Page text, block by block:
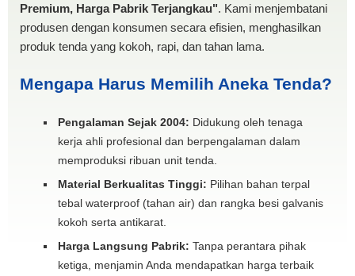
Premium, Harga Pabrik Terjangkau". Kami menjembatani
produsen dengan konsumen secara efisien, menghasilkan
produk tenda yang kokoh, rapi, dan tahan lama.
Mengapa Harus Memilih Aneka Tenda?
Pengalaman Sejak 2004: Didukung oleh tenaga
kerja ahli profesional dan berpengalaman dalam
memproduksi ribuan unit tenda.
Material Berkualitas Tinggi: Pilihan bahan terpal
tebal waterproof (tahan air) dan rangka besi galvanis
kokoh serta antikarat.
Harga Langsung Pabrik: Tanpa perantara pihak
ketiga, menjamin Anda mendapatkan harga terbaik